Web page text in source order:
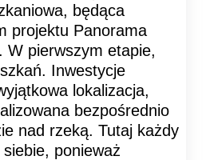
będąca
projektu Panorama
W pierwszym etapie,
Inwestycje
lokalizacja,
bezpośrednio
nad rzeką. Tutaj każdy
ponieważ